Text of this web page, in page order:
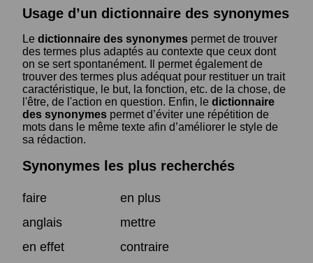
Usage d’un dictionnaire des synonymes
Le dictionnaire des synonymes permet de trouver
des termes plus adaptés au contexte que ceux dont
on se sert spontanément. Il permet également de
trouver des termes plus adéquat pour restituer un trait
caractéristique, le but, la fonction, etc. de la chose, de
l'être, de l'action en question. Enfin, le dictionnaire
des synonymes permet d’éviter une répétition de
mots dans le même texte afin d’améliorer le style de
sa rédaction.
Synonymes les plus recherchés
faire
en plus
anglais
mettre
en effet
contraire